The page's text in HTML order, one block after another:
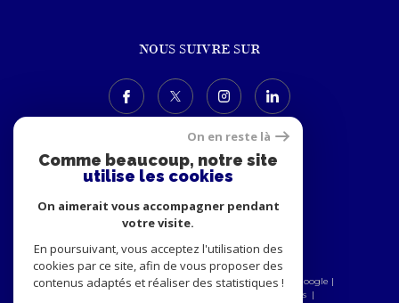
NOUS SUIVRE SUR
ADHÉRENTS
© 2026 | Tous droits réservés | Traduction powered by Google |
Mentions légales
On en reste là
Comme beaucoup, notre site
utilise les cookies
On aimerait vous accompagner pendant
votre visite.
En poursuivant, vous acceptez l'utilisation des
cookies par ce site, afin de vous proposer des
contenus adaptés et réaliser des statistiques !